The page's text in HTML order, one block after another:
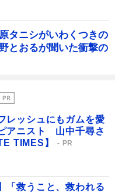
タニシがいわくつきの
とおるが聞いた衝撃の
レッシュにもガムを愛
アニスト 山中千尋さ
TIMES】
PR
「救うこと、救われる